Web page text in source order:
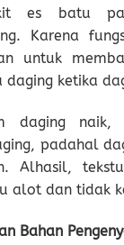
es batu
Karena
untuk
daging ketika
daging
padahal
Alhasil,
alot dan tidak
Bahan